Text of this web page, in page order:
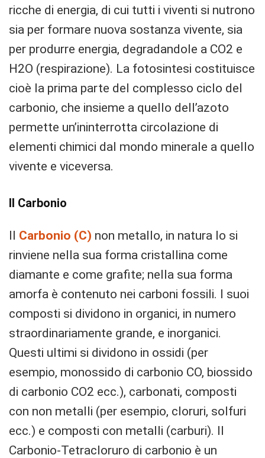
ricche di energia, di cui tutti i viventi si nutrono
sia per formare nuova sostanza vivente, sia
per produrre energia, degradandole a CO2 e
H2O (respirazione). La fotosintesi costituisce
cioè la prima parte del complesso ciclo del
carbonio, che insieme a quello dell’azoto
permette un’ininterrotta circolazione di
elementi chimici dal mondo minerale a quello
vivente e viceversa.
Il Carbonio
Il Carbonio (C) non metallo, in natura lo si
rinviene nella sua forma cristallina come
diamante e come grafite; nella sua forma
amorfa è contenuto nei carboni fossili. I suoi
composti si dividono in organici, in numero
straordinariamente grande, e inorganici.
Questi ultimi si dividono in ossidi (per
esempio, monossido di carbonio CO, biossido
di carbonio CO2 ecc.), carbonati, composti
con non metalli (per esempio, cloruri, solfuri
ecc.) e composti con metalli (carburi). Il
Carbonio-Tetracloruro di carbonio è un